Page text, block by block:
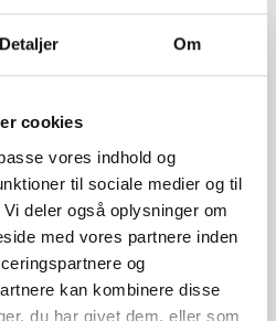
Detaljer Om
cookies
vores indhold og
til sociale medier og til
deler også oplysninger om
med vores partnere inden
og
kan kombinere disse
du har givet dem, eller som